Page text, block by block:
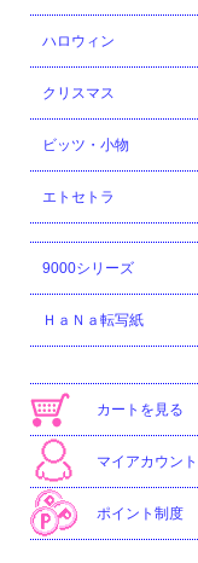
ハロウィン
クリスマス
ビッツ・小物
エトセトラ
9000シリーズ
ＨａＮａ転写紙
カートを見る
マイアカウント
ポイント制度